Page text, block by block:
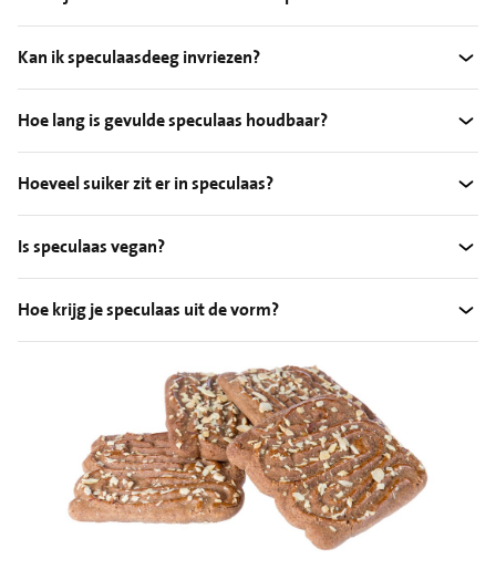
Kan ik speculaasdeeg invriezen?
Hoe lang is gevulde speculaas houdbaar?
Hoeveel suiker zit er in speculaas?
Is speculaas vegan?
Hoe krijg je speculaas uit de vorm?